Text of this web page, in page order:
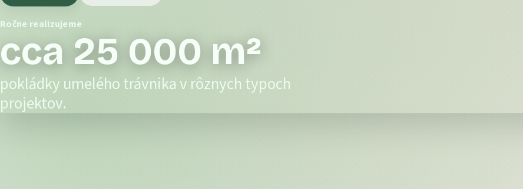
Ročne realizujeme
cca 25 000 m²
pokládky umelého trávnika v rôznych typoch
projektov.